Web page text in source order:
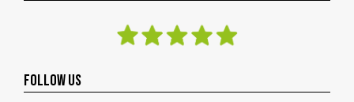
FOLLOW US